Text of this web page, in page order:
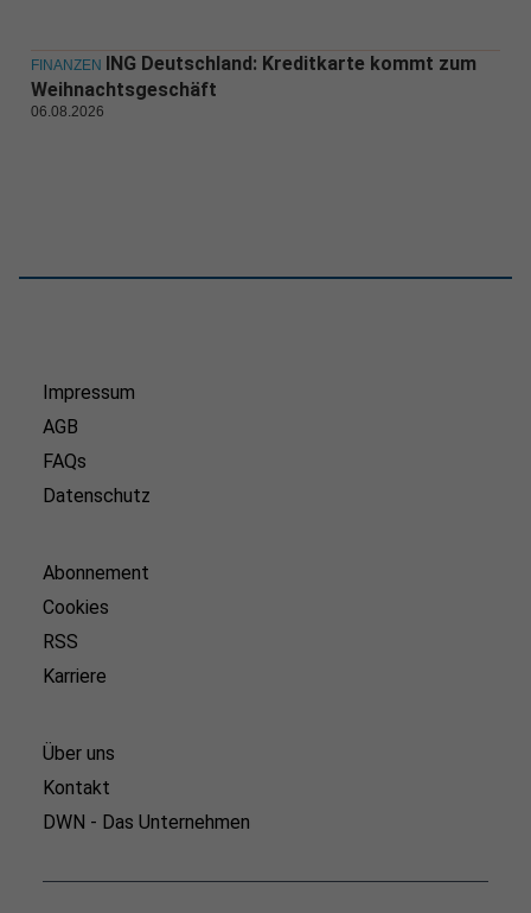
FINANZEN
ING Deutschland: Kreditkarte kommt zum
Weihnachtsgeschäft
06.08.2026
Impressum
AGB
FAQs
Datenschutz
Abonnement
Cookies
RSS
Karriere
Über uns
Kontakt
DWN - Das Unternehmen